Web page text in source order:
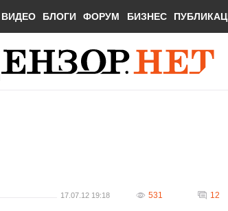
ВИДЕО БЛОГИ ФОРУМ БИЗНЕС
17.07.12 19:18 531 12